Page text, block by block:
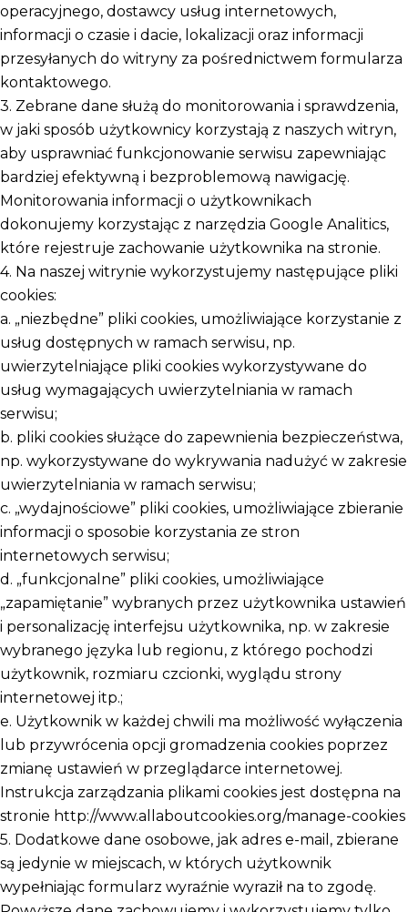
operacyjnego, dostawcy usług internetowych,
informacji o czasie i dacie, lokalizacji oraz informacji
przesyłanych do witryny za pośrednictwem formularza
kontaktowego.
3. Zebrane dane służą do monitorowania i sprawdzenia,
w jaki sposób użytkownicy korzystają z naszych witryn,
aby usprawniać funkcjonowanie serwisu zapewniając
bardziej efektywną i bezproblemową nawigację.
Monitorowania informacji o użytkownikach
dokonujemy korzystając z narzędzia Google Analitics,
które rejestruje zachowanie użytkownika na stronie.
4. Na naszej witrynie wykorzystujemy następujące pliki
cookies:
a. „niezbędne” pliki cookies, umożliwiające korzystanie z
usług dostępnych w ramach serwisu, np.
uwierzytelniające pliki cookies wykorzystywane do
usług wymagających uwierzytelniania w ramach
serwisu;
b. pliki cookies służące do zapewnienia bezpieczeństwa,
np. wykorzystywane do wykrywania nadużyć w zakresie
uwierzytelniania w ramach serwisu;
c. „wydajnościowe” pliki cookies, umożliwiające zbieranie
informacji o sposobie korzystania ze stron
internetowych serwisu;
d. „funkcjonalne” pliki cookies, umożliwiające
„zapamiętanie” wybranych przez użytkownika ustawień
i personalizację interfejsu użytkownika, np. w zakresie
wybranego języka lub regionu, z którego pochodzi
użytkownik, rozmiaru czcionki, wyglądu strony
internetowej itp.;
e. Użytkownik w każdej chwili ma możliwość wyłączenia
lub przywrócenia opcji gromadzenia cookies poprzez
zmianę ustawień w przeglądarce internetowej.
Instrukcja zarządzania plikami cookies jest dostępna na
stronie http://www.allaboutcookies.org/manage-cookies
5. Dodatkowe dane osobowe, jak adres e-mail, zbierane
są jedynie w miejscach, w których użytkownik
wypełniając formularz wyraźnie wyraził na to zgodę.